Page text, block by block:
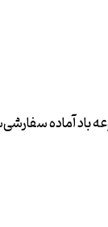
باد آماده